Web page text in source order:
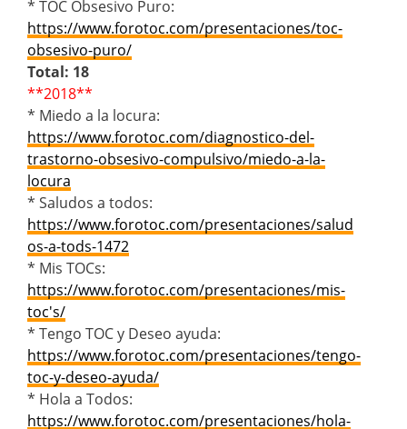
* TOC Obsesivo Puro:
https://www.forotoc.com/presentaciones/toc-
obsesivo-puro/
Total: 18
**2018**
* Miedo a la locura:
https://www.forotoc.com/diagnostico-del-
trastorno-obsesivo-compulsivo/miedo-a-la-
locura
* Saludos a todos:
https://www.forotoc.com/presentaciones/salud
os-a-tods-1472
* Mis TOCs:
https://www.forotoc.com/presentaciones/mis-
toc's/
* Tengo TOC y Deseo ayuda:
https://www.forotoc.com/presentaciones/tengo-
toc-y-deseo-ayuda/
* Hola a Todos:
https://www.forotoc.com/presentaciones/hola-